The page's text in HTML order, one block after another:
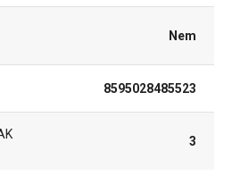
Nem
8595028485523
3